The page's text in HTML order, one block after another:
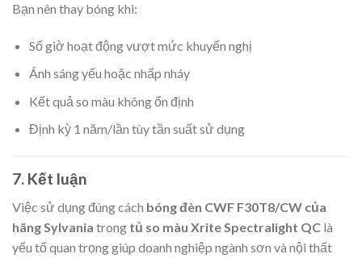
Bạn nên thay bóng khi:
Số giờ hoạt động vượt mức khuyến nghị
Ánh sáng yếu hoặc nhấp nháy
Kết quả so màu không ổn định
Định kỳ 1 năm/lần tùy tần suất sử dụng
7. Kết luận
Việc sử dụng đúng cách bóng đèn CWF F30T8/CW của
hãng Sylvania trong tủ so màu Xrite Spectralight QC là
yếu tố quan trọng giúp doanh nghiệp ngành sơn và nội thất